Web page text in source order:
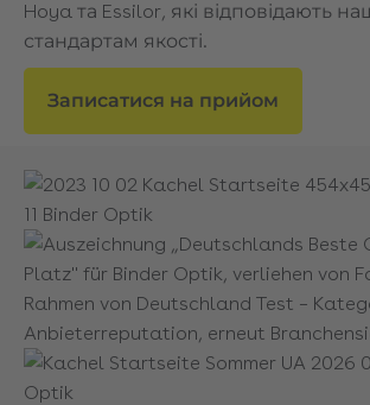
Hoya та Essilor, які відповідають
стандартам якості.
Записатися на прийом